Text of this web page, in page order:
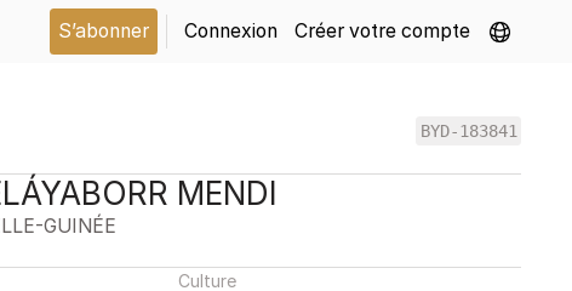
S’abonner Connexion Créer votre compte
BYD-183841
MENDI
GUINÉE
Culture